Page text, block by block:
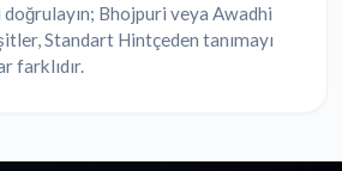
Bhojpuri veya Awadhi
Standart Hintçeden tanımayı
farklıdır.